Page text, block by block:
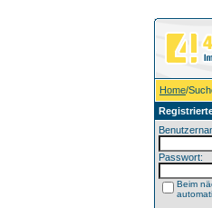
Home/
Passwort:
Beim